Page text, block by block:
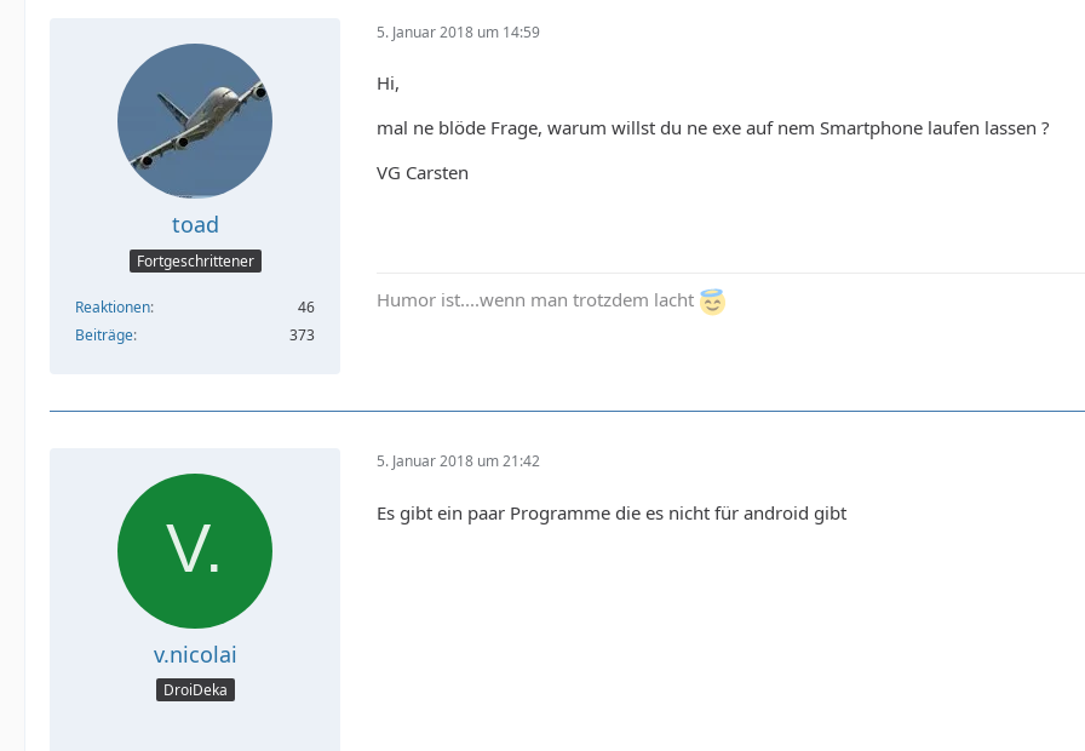
toad
Fortgeschrittener
Reaktionen
46
Beiträge
373
5. Januar 2018 um 14:59
Hi,
mal ne blöde Frage, warum willst du ne exe auf nem Smartphone laufen lassen ?
VG Carsten
Humor ist....wenn man trotzdem lacht
v.nicolai
DroiDeka
5. Januar 2018 um 21:42
Es gibt ein paar Programme die es nicht für android gibt